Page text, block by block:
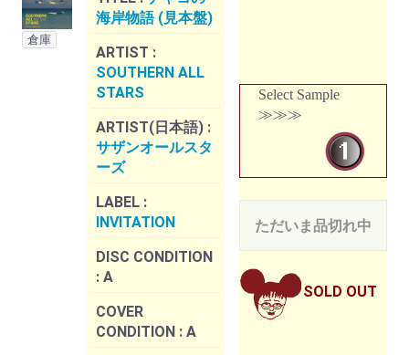
倉庫
海岸物語 (見本盤)
ARTIST :
SOUTHERN ALL
STARS
ARTIST(日本語) :
サザンオールスタ
ーズ
LABEL :
INVITATION
DISC CONDITION
: A
COVER
CONDITION : A
Select Sample
≫≫≫
ただいま品切れ中
SOLD OUT